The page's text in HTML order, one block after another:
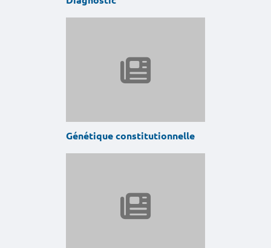
Génétique constitutionnelle